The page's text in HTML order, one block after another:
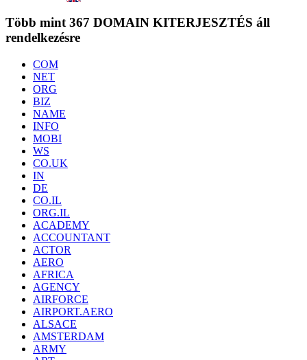
Több mint 367 DOMAIN KITERJESZTÉS áll
rendelkezésre
COM
NET
ORG
BIZ
NAME
INFO
MOBI
WS
CO.UK
IN
DE
CO.IL
ORG.IL
ACADEMY
ACCOUNTANT
ACTOR
AERO
AFRICA
AGENCY
AIRFORCE
AIRPORT.AERO
ALSACE
AMSTERDAM
ARMY